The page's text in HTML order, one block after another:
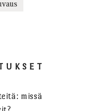
missä